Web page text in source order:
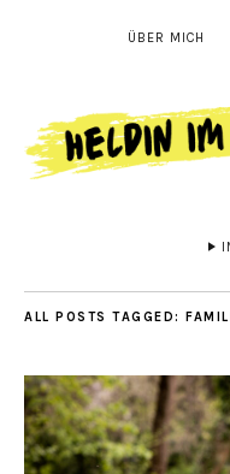
ÜBER MICH
ALL POSTS TAGGED: